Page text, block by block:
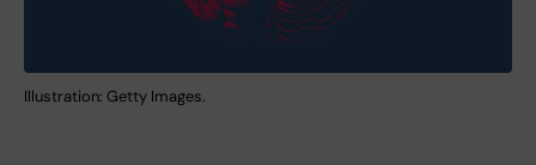
Illustration: Getty Images.